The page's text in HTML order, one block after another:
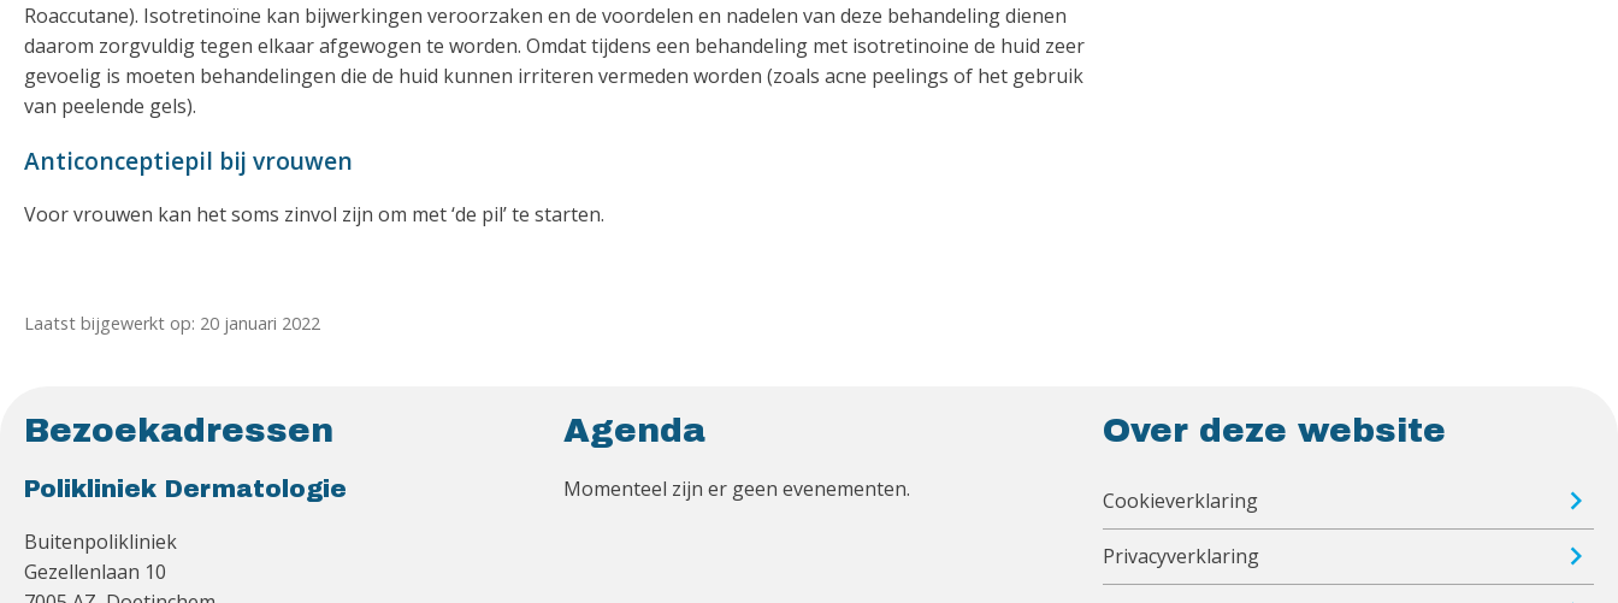
Roaccutane). Isotretinoïne kan bijwerkingen veroorzaken en de voordelen en nadelen van deze behandeling dienen
daarom zorgvuldig tegen elkaar afgewogen te worden. Omdat tijdens een behandeling met isotretinoine de huid zeer
gevoelig is moeten behandelingen die de huid kunnen irriteren vermeden worden (zoals acne peelings of het gebruik
van peelende gels).
Anticonceptiepil bij vrouwen
Voor vrouwen kan het soms zinvol zijn om met ‘de pil’ te starten.
Laatst bijgewerkt op: 20 januari 2022
Bezoekadressen
Polikliniek Dermatologie
Buitenpolikliniek
Gezellenlaan 10
Agenda
Momenteel zijn er geen evenementen.
Over deze website
Cookieverklaring
Privacyverklaring